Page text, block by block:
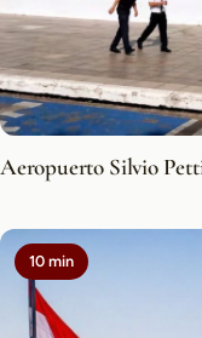
Aeropuerto Silvio
10 min